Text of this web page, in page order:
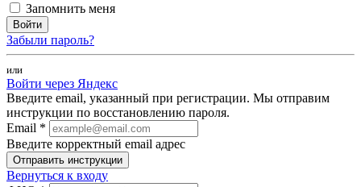
Запомнить меня
Войти
Забыли пароль?
или
Войти через Яндекс
Введите email, указанный при регистрации. Мы отправим
инструкции по восстановлению пароля.
Email *
Введите корректный email адрес
Отправить инструкции
Вернуться к входу